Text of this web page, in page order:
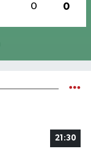
0 0
21:30